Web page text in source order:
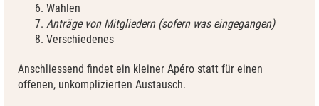
Wahlen
Anträge von Mitgliedern (sofern was eingegangen)
Verschiedenes
Anschliessend findet ein kleiner Apéro statt für einen
offenen, unkomplizierten Austausch.